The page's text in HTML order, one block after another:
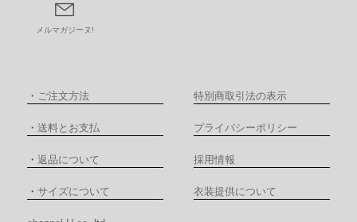
メルマガジーヌ!
・ ご注文方法 特別商取引法の表示
・ 送料とお支払 プライバシーポリシー
・ 返品について 採用情報
・ サイズについて 衣装提供について